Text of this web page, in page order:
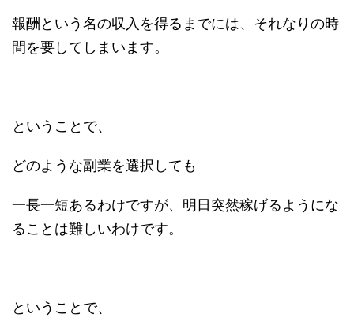
報酬という名の収入を得るまでには、それなりの時
間を要してしまいます。
ということで、
どのような副業を選択しても
一長一短あるわけですが、明日突然稼げるようにな
ることは難しいわけです。
ということで、